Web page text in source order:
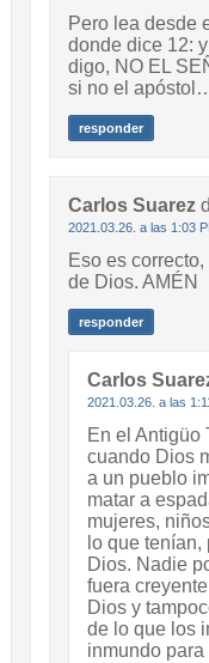
Pero lea desde
donde dice 12:
digo, NO EL
si no el
responder
Carlos Suarez
2021.03.26. a las 1:03
Eso es
de Dios. AMÉN
responder
Carlos
2021.03.26. a las
En el Antigüo
cuando Dios
a un pueblo
matar a
mujeres,
lo que
Dios. Nadie
fuera
Dios y
de lo que los
inmundo para